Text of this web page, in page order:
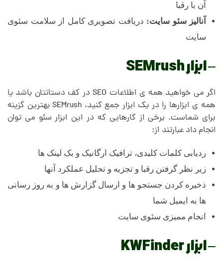
آن با رقبا
آنالیز سئو سایت: دریافت تصویری کامل از سلامت سئوی
سایت
– ابزار SEMrush
اگر می خواهید همه ی اطلاعات SEO در کف دستانتان باشد یا
همه ی ابزارها را در یک ابزار جمع کنید، SEMrush بهترین گزینه
برای شماست. برخی از کارهایی که در این ابزار سئو می توان
انجام داد عبارتند از:
ردیابی کلمات کلیدی، ترافیک ارگانیک و بک لینک ها
زیر نظر گرفتن رقبا و تجزیه و تحلیل عملکرد آنها
ذخیره کردن جستجو ها و ارسال گزارش ها و به روز رسانی
ها به ایمیل شما
انجام ممیزی سئوی سایت
– ابزار KWFinder